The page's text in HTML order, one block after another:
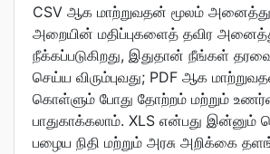
CSV ஆக மாற்றுவதன் மூலம்
அறையின் மதிப்புகளைத் தவிர
நீக்கப்படுகிறது, இதுதான் நீங்கள்
செய்ய விரும்புவது; PDF ஆக
கொள்ளும் போது தோற்றம் மற்றும்
பாதுகாக்கலாம். XLS என்பது இன்னும்
பழைய நிதி மற்றும் அரசு அறிக்கை